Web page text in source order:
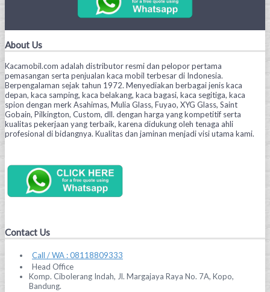
About Us
Kacamobil.com adalah distributor resmi dan pelopor pertama
pemasangan serta penjualan kaca mobil terbesar di Indonesia.
Berpengalaman sejak tahun 1972. Menyediakan berbagai jenis kaca
depan, kaca samping, kaca belakang, kaca bagasi, kaca segitiga, kaca
spion dengan merk Asahimas, Mulia Glass, Fuyao, XYG Glass, Saint
Gobain, Pilkington, Custom, dll. dengan harga yang kompetitif serta
kualitas pekerjaan yang terbaik, karena didukung oleh tenaga ahli
profesional di bidangnya. Kualitas dan jaminan menjadi visi utama kami.
Contact Us
Call / WA : 08118809333
Head Office
Komp. Cibolerang Indah, Jl. Margajaya Raya No. 7A, Kopo,
Bandung.